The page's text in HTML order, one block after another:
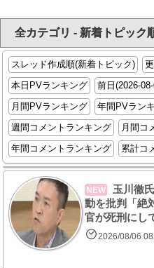
全カテゴリ - 新着トピック
スレッド作成順(新着トピック)
本日PVランキング
前日(2026-
月間PVランキング
年間PVラン
週間コメントランキング
月間コ
年間コメントランキング
累計コ
NEW
玉川徹
動を批判「絶
官が死刑にし
2026/08/06